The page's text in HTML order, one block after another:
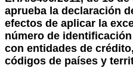
aprueba la declaración
efectos de aplicar la
número de
con entidades de
códigos de países y